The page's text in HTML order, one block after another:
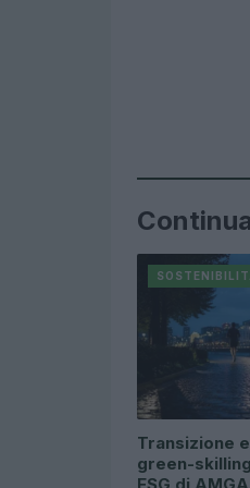
Transizione
green-
ESG di